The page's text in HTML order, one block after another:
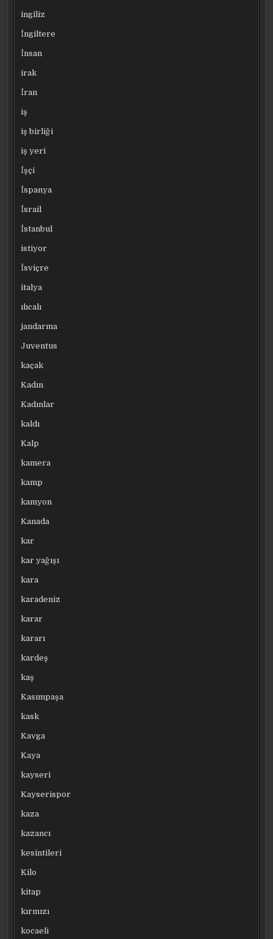
ingiliz
İngiltere
İnsan
irak
İran
iş
iş birliği
iş yeri
İşçi
İspanya
İsrail
İstanbul
istiyor
İsviçre
italya
ılıcalı
jandarma
Juventus
kaçak
Kadın
Kadınlar
kaldı
Kalp
kamera
kamp
kamyon
Kanada
kar
kar yağışı
kara
karadeniz
karar
kararı
kardeş
kaş
Kasımpaşa
kask
Kavga
Kaya
kayseri
Kayserispor
kaza
kazancı
kesintileri
Kilo
kitap
kırmızı
kocaeli